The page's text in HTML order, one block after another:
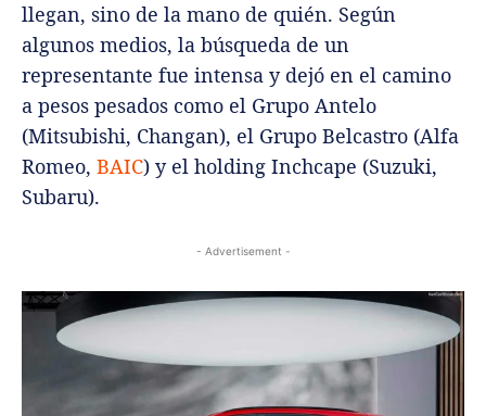
llegan, sino de la mano de quién. Según
algunos medios, la búsqueda de un
representante fue intensa y dejó en el camino
a pesos pesados como el Grupo Antelo
(Mitsubishi, Changan), el Grupo Belcastro (Alfa
Romeo, BAIC) y el holding Inchcape (Suzuki,
Subaru).
- Advertisement -